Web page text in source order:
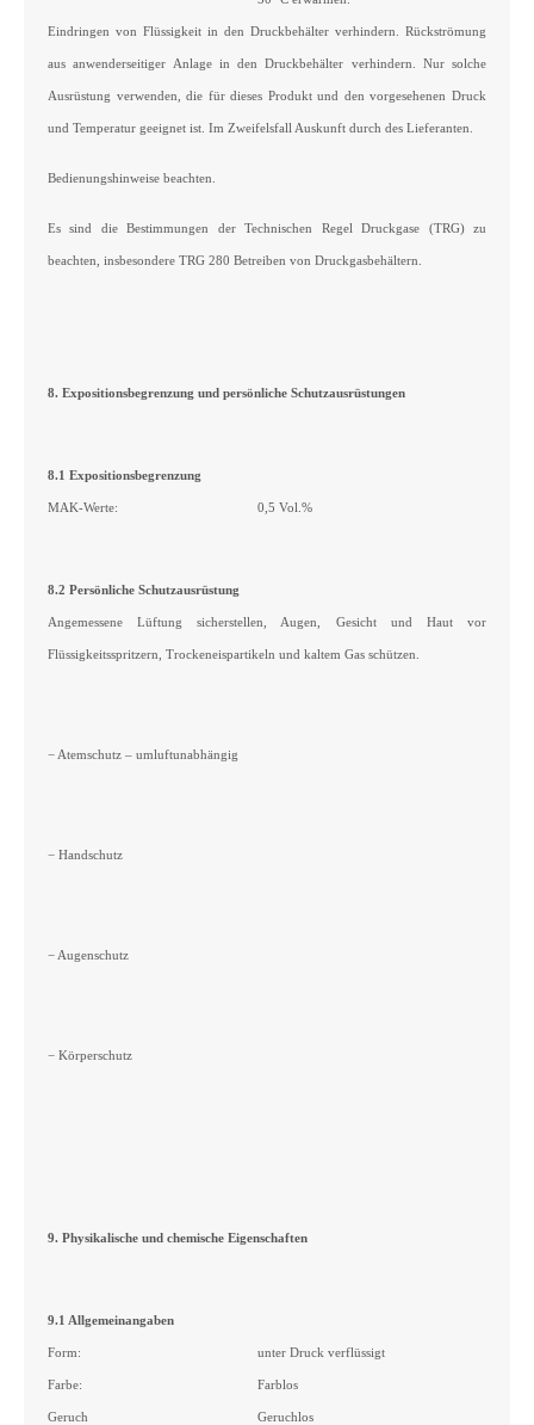
Eindringen von Flüssigkeit in den Druckbehälter verhindern. Rückströmung
aus anwenderseitiger Anlage in den Druckbehälter verhindern. Nur solche
Ausrüstung verwenden, die für dieses Produkt und den vorgesehenen Druck
und Temperatur geeignet ist. Im Zweifelsfall Auskunft durch des Lieferanten.
Bedienungshinweise beachten.
Es sind die Bestimmungen der Technischen Regel Druckgase (TRG) zu
beachten, insbesondere TRG 280 Betreiben von Druckgasbehältern.
8. Expositionsbegrenzung und persönliche Schutzausrüstungen
8.1 Expositionsbegrenzung
MAK-Werte: 0,5 Vol.%
8.2 Persönliche Schutzausrüstung
Angemessene Lüftung sicherstellen, Augen, Gesicht und Haut vor
Flüssigkeitsspritzern, Trockeneispartikeln und kaltem Gas schützen.
− Atemschutz – umluftunabhängig
− Handschutz
− Augenschutz
− Körperschutz
9. Physikalische und chemische Eigenschaften
9.1 Allgemeinangaben
Form: unter Druck verflüssigt
Farbe: Farblos
Geruch Geruchlos